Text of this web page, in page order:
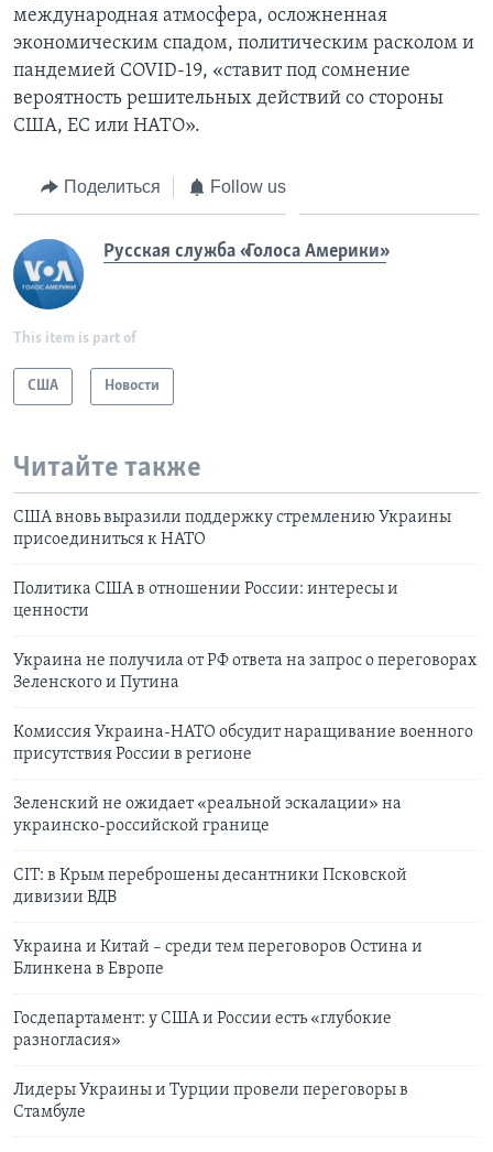
международная атмосфера, осложненная
экономическим спадом, политическим расколом и
пандемией COVID-19, «ставит под сомнение
вероятность решительных действий со стороны
США, ЕС или НАТО».
Поделиться Follow us
Русская служба «Голоса Америки»
This item is part of
США Новости
Читайте также
США вновь выразили поддержку стремлению Украины
присоединиться к НАТО
Политика США в отношении России: интересы и
ценности
Украина не получила от РФ ответа на запрос о переговорах
Зеленского и Путина
Комиссия Украина-НАТО обсудит наращивание военного
присутствия России в регионе
Зеленский не ожидает «реальной эскалации» на
украинско-российской границе
CIT: в Крым переброшены десантники Псковской
дивизии ВДВ
Украина и Китай – среди тем переговоров Остина и
Блинкена в Европе
Госдепартамент: у США и России есть «глубокие
разногласия»
Лидеры Украины и Турции провели переговоры в
Стамбуле